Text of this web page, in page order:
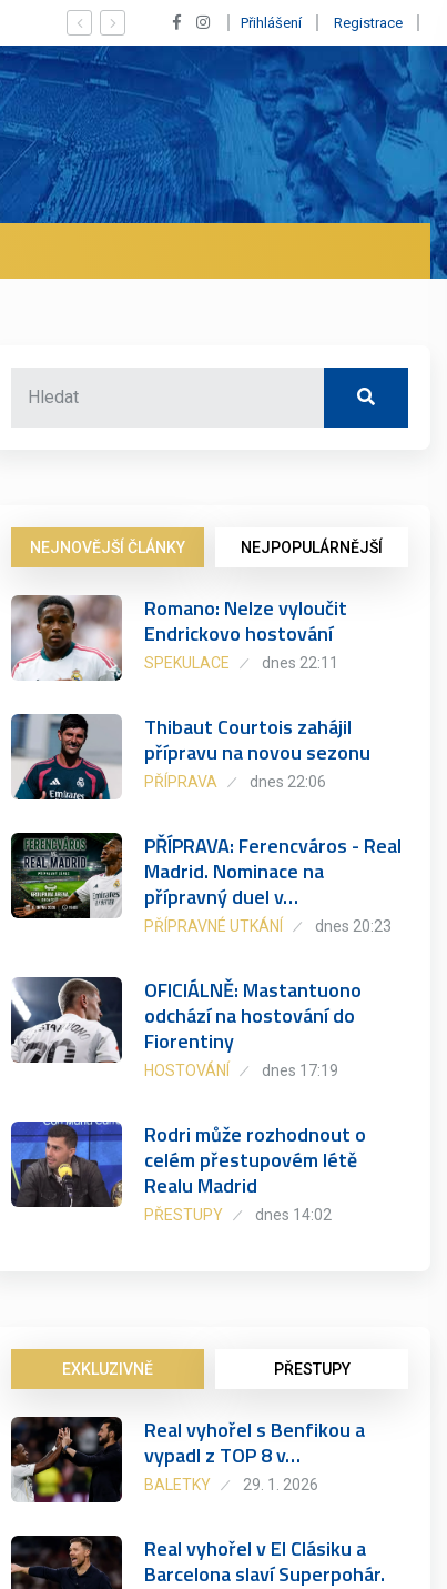
Realu a pustí se klub na trh už v lednu? | BALETKY #33
Přihlášení Registrace
NEJNOVĚJŠÍ ČLÁNKY NEJPOPULÁRNĚJŠÍ
Romano: Nelze vyloučit
Endrickovo hostování
SPEKULACE dnes 22:11
Thibaut Courtois zahájil
přípravu na novou sezonu
PŘÍPRAVA dnes 22:06
PŘÍPRAVA: Ferencváros - Real
Madrid. Nominace na
přípravný duel v…
PŘÍPRAVNÉ UTKÁNÍ dnes 20:23
OFICIÁLNĚ: Mastantuono
odchází na hostování do
Fiorentiny
HOSTOVÁNÍ dnes 17:19
Rodri může rozhodnout o
celém přestupovém létě
Realu Madrid
PŘESTUPY dnes 14:02
EXKLUZIVNĚ PŘESTUPY
Real vyhořel s Benfikou a
vypadl z TOP 8 v…
BALETKY 29. 1. 2026
Real vyhořel v El Clásiku a
Barcelona slaví Superpohár.